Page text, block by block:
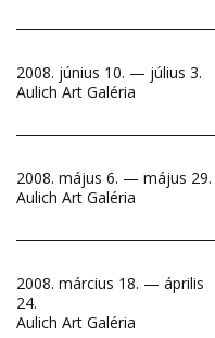
2008. június 10. — július 3.
Aulich Art Galéria
2008. május 6. — május 29.
Aulich Art Galéria
2008. március 18. — április
24.
Aulich Art Galéria